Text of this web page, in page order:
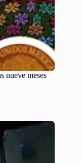
nueve meses